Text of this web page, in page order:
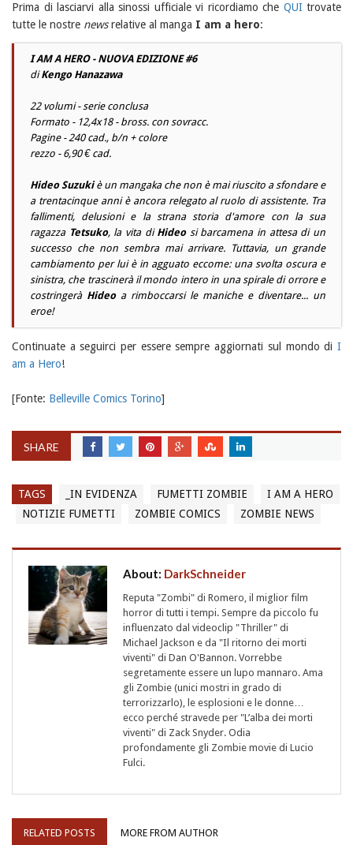
Prima di lasciarvi alla sinossi ufficiale vi ricordiamo che QUItrovate
tutte le nostre newsrelative al manga I am a hero:
I AM A HERO - NUOVA EDIZIONE #6
diKengo Hanazawa
22 volumi - serie conclusa
Formato - 12,4x18 - bross. con sovracc.
Pagine - 240 cad., b/n + colore
rezzo - 6,90 € cad.
Hideo Suzukiè un mangakache non è mai riuscito a sfondare e
a trentacinque anni è ancora relegato al ruolo di assistente. Tra
fallimenti, delusioni e la strana storia d'amore con la sua
ragazza Tetsuko, la vita di Hideosi barcamena in attesa di un
successo che non sembra mai arrivare. Tuttavia, un grande
cambiamento per lui è in agguato eccome: una svolta oscura e
sinistra, che trascinerà il mondo intero in una spirale di orrore e
costringerà Hideoa rimboccarsi le maniche e diventare... un
eroe!
Continuate a seguirci per essere sempre aggiornati sul mondo di I
am a Hero!
[Fonte: Belleville Comics Torino]
SHARE
TAGS _IN EVIDENZA FUMETTI ZOMBIE
I AM A HERO
NOTIZIE FUMETTI
ZOMBIE COMICS ZOMBIE NEWS
About: DarkSchneider
Reputa "Zombi" di Romero, il miglior film
horror di tutti i tempi. Sempre da piccolo fu
influenzato dal videoclip "Thriller" di
Michael Jackson e da "Il ritorno dei morti
viventi" di Dan O'Bannon. Vorrebbe
segretamente essere un lupo mannaro. Ama
gli Zombie (unici mostri in grado di
terrorizzarlo), le esplosioni e le donne…
ecco perché stravede per "L’alba dei morti
viventi" di Zack Snyder. Odia
profondamente gli Zombie movie di Lucio
Fulci.
RELATED POSTS MORE FROM AUTHOR